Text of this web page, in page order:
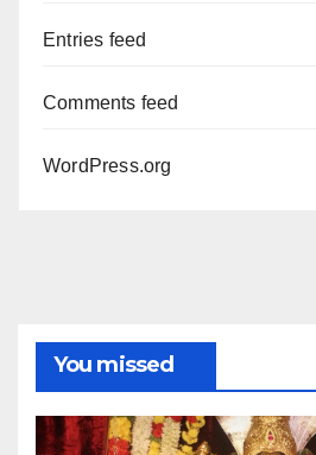
Entries feed
Comments feed
WordPress.org
You missed